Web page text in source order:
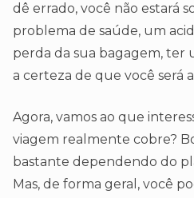
dê errado, você não estará
problema de saúde, um
perda da sua bagagem, ter
a certeza de que você será
Agora, vamos ao que
viagem realmente cobre?
bastante dependendo do
Mas, de forma geral, você